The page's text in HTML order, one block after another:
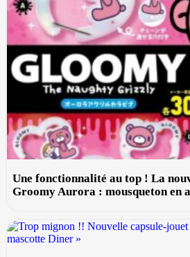
Une fonctionnalité au top ! La
Groomy Aurora : mousqueton en